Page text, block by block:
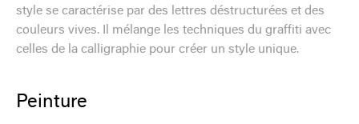
style se caractérise par des lettres déstructurées et des
couleurs vives. Il mélange les techniques du graffiti avec
celles de la calligraphie pour créer un style unique.
Peinture